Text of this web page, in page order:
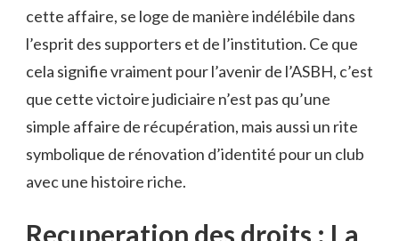
cette affaire, se loge de manière indélébile dans
l’esprit des supporters et de l’institution. Ce que
cela signifie vraiment pour l’avenir de l’ASBH, c’est
que cette victoire judiciaire n’est pas qu’une
simple affaire de récupération, mais aussi un rite
symbolique de rénovation d’identité pour un club
avec une histoire riche.
Recuperation des droits : La